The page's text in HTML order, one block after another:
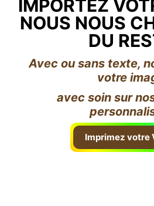
IMPORTEZ
NOUS NOUS
DU
Avec ou sans texte,
votre
avec soin sur
Imprimez votre